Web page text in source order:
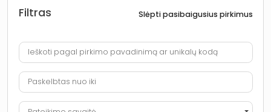
Filtras Slėpti pasibaigusius pirkimus
Ieškoti pagal pirkimo pavadinimą ar unikalų kodą
Paskelbtas nuo iki
Pateikimo savaitė